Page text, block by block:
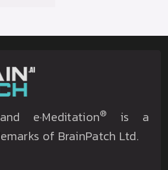
e·Meditation®
is a
of BrainPatch Ltd.